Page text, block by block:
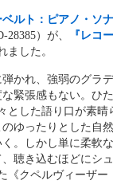
ルト：ピアノ・ソ
28385）が、
『レコ
ました。
かれ、強弱のグラ
緊張感もない。ひ
とした語り口が素晴
ゆったりとした自
。しかし単に柔軟
聴き込むほどにシ
クペルヴィーザ